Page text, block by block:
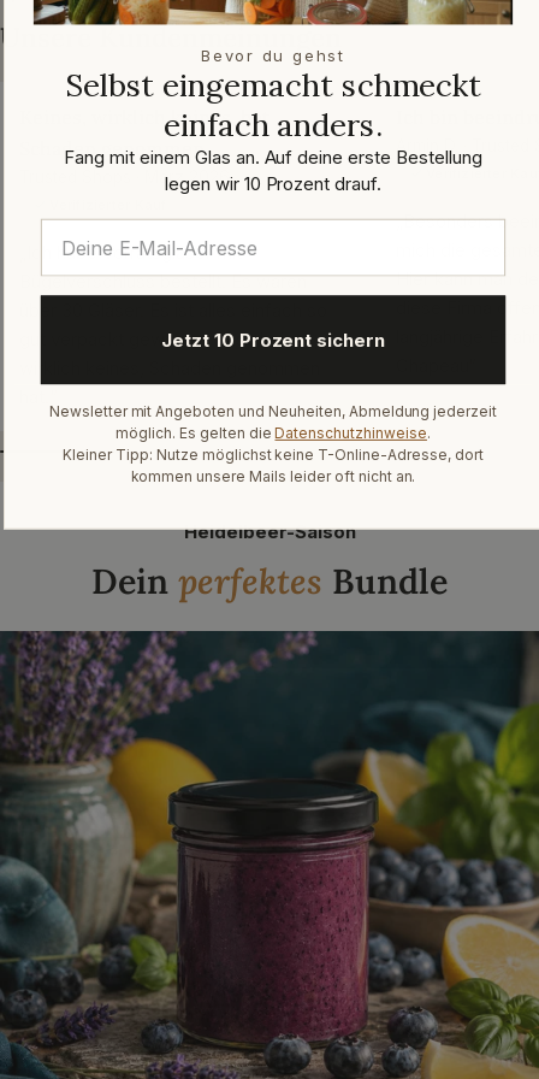
Unsere Kundenmeinungen
Keines, wirklich keines, hat
Schaden genommen
Trusted Shops · März 2026
„Ich habe Vorratsgläser mit
Bügelverschluss bestellt. Es waren
gut verpackt gewesen, dass keines,
Armin D. · Trusted
„Besonders
Hier kann man
Heidelbeer-Saison
Dein perfektes Bundle
Bevor du gehst
Selbst eingemacht schmeckt
einfach anders.
Fang mit einem Glas an. Auf deine erste Bestellung
legen wir 10 Prozent drauf.
Jetzt 10 Prozent sichern
Newsletter mit Angeboten und Neuheiten, Abmeldung jederzeit
möglich. Es gelten die Datenschutzhinweise.
Kleiner Tipp: Nutze möglichst keine T-Online-Adresse, dort
kommen unsere Mails leider oft nicht an.